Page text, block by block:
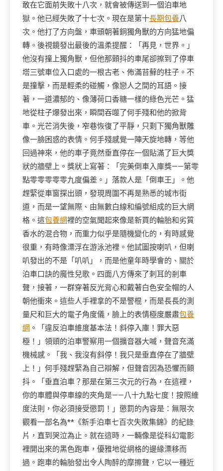
敢在它面前失敗十八次，就會被傳送到一個泊車地
獄。他已經失敗了十七次。現在是第十長期包養八
次。他打了方向盤，車頭朝著銅獨角獸的方向猛地偏
轉。後視鏡發出最後的溫柔提醒：「再見，世界。」
他沒有撞上獨角獸，但他那顫抖的車尾卻擦到了停車
塔三號車位入口處的一根古老、佈滿苔蘚的柱子。不
是撞擊，而是輕柔的碰觸，像戀人之間的耳語。接
著，一道濃郁的、像薄荷口香糖一樣的綠色光芒。猛
地從柱子爆發出來，瞬間吞噬了何手殘和他的掀背
車。光芒消失後，窄巷恢復了平靜，只剩下獨角獸雕
像一臉困惑的表情。何手殘感覺一陣天旋地轉，等他
回過神來，他的車子竟然垂直停在一個貼滿了巨大獎
狀的牆壁上。獎狀上寫著：「完美倒車入庫獎——第零
點零零零零零九度偏差。」落款人是「倒車王」。他
趕緊從車窗探出頭，發現周圍不再是熟悉的城市街
道，而是一望無際、由無數白線和編號組成的巨大網
格。這包養網裡的空氣聞起來像是新買的輪胎和劣質
香水的混合物，而重力似乎是隨機變化的，有時感覺
很重，有時像漂浮在游泳池裡。他試圖按喇叭，但喇
叭發出的不是「叭叭」，而是他童年時學會的、關於
泊車口訣的魔性兒歌。四面八方傳來了刺耳的剎車
聲，接著，一群穿著反光背心和戴著白色安全帽的人
朝他衝來。這些人手裡拿的不是警棍，而是長長的測
量尺和巨大的電子角度儀，臉上的表情極度嚴肅包養
網 。「違反泊車維度基本法！斜停入庫！罪大惡
極！」領頭的泊車警察用一個擴音器大喊，聲音充滿
機械感。「我、我沒有斜停！我只是垂直停在了牆壁
上！」何手殘趕緊為自己辯解，但聲音因為恐懼而顫
抖。「垂直泊車？那是在第三次元的行為，在這裡，
你的車體與停車線的夾角是——八十九點七度！按照維
度法則，你必須接受懲罰！」懲罰的內容是：無限次
觀看一部名為**《新手泊車七百次失敗集錦》的紀錄
片，直到哭泣為止。就在這時，一輛像是從科幻電影
裡開出來的黑色跑車，優雅地從網格的邊緣漂移而
過。跑車的輪胎發出令人陶醉的摩擦聲，它以一種近